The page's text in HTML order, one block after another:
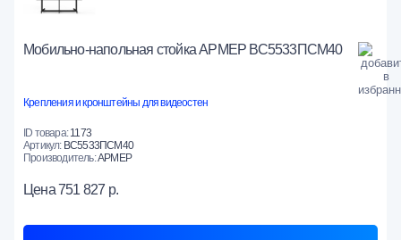
Мобильно-напольная стойка АРМЕР ВС5533ПСМ40
Крепления и кронштейны для видеостен
ID товара:1173
Артикул: ВС5533ПСМ40
Производитель:АРМЕР
Цена751 827 р.